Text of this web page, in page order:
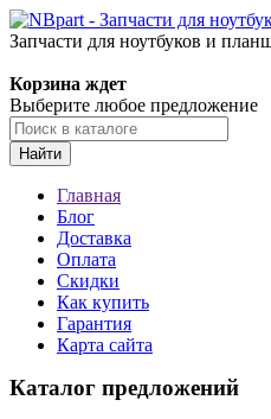
Запчасти для ноутбуков и
Корзина ждет
Выберите любое предложение
Найти
Главная
Блог
Доставка
Оплата
Скидки
Как купить
Гарантия
Карта сайта
Каталог предложений